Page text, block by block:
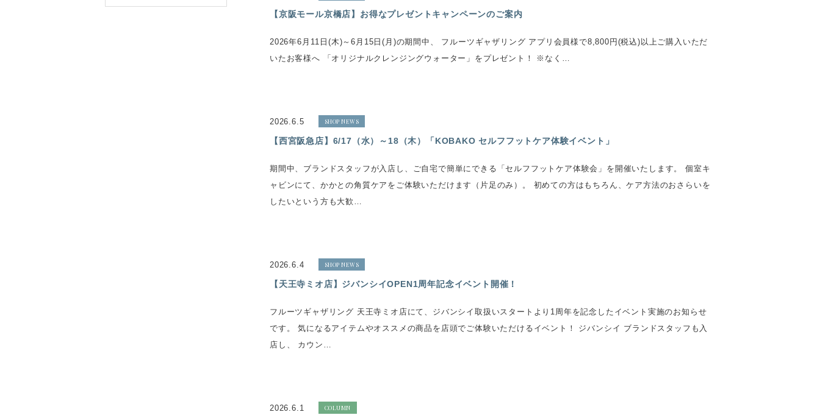
【京阪モール京橋店】お得なプレゼントキャンペーンのご案内
2026年6月11日(木)～6月15日(月)の期間中、 フルーツギャザリング アプリ会員様で8,800円(税込)以上ご購入いただ
いたお客様へ 「オリジナルクレンジングウォーター」をプレゼント！ ※なく…
2026.6.5 SHOP NEWS
【西宮阪急店】6/17（水）～18（木）「KOBAKO セルフフットケア体験イベント」
期間中、ブランドスタッフが入店し、ご自宅で簡単にできる「セルフフットケア体験会」を開催いたします。 個室キ
ャビンにて、かかとの角質ケアをご体験いただけます（片足のみ）。 初めての方はもちろん、ケア方法のおさらいを
したいという方も大歓…
2026.6.4 SHOP NEWS
【天王寺ミオ店】ジバンシイOPEN1周年記念イベント開催！
フルーツギャザリング 天王寺ミオ店にて、ジバンシイ取扱いスタートより1周年を記念したイベント実施のお知らせ
です。 気になるアイテムやオススメの商品を店頭でご体験いただけるイベント！ ジバンシイ ブランドスタッフも入
店し、 カウン…
2026.6.1 COLUMN